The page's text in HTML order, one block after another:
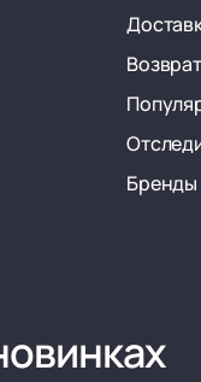
Бренды